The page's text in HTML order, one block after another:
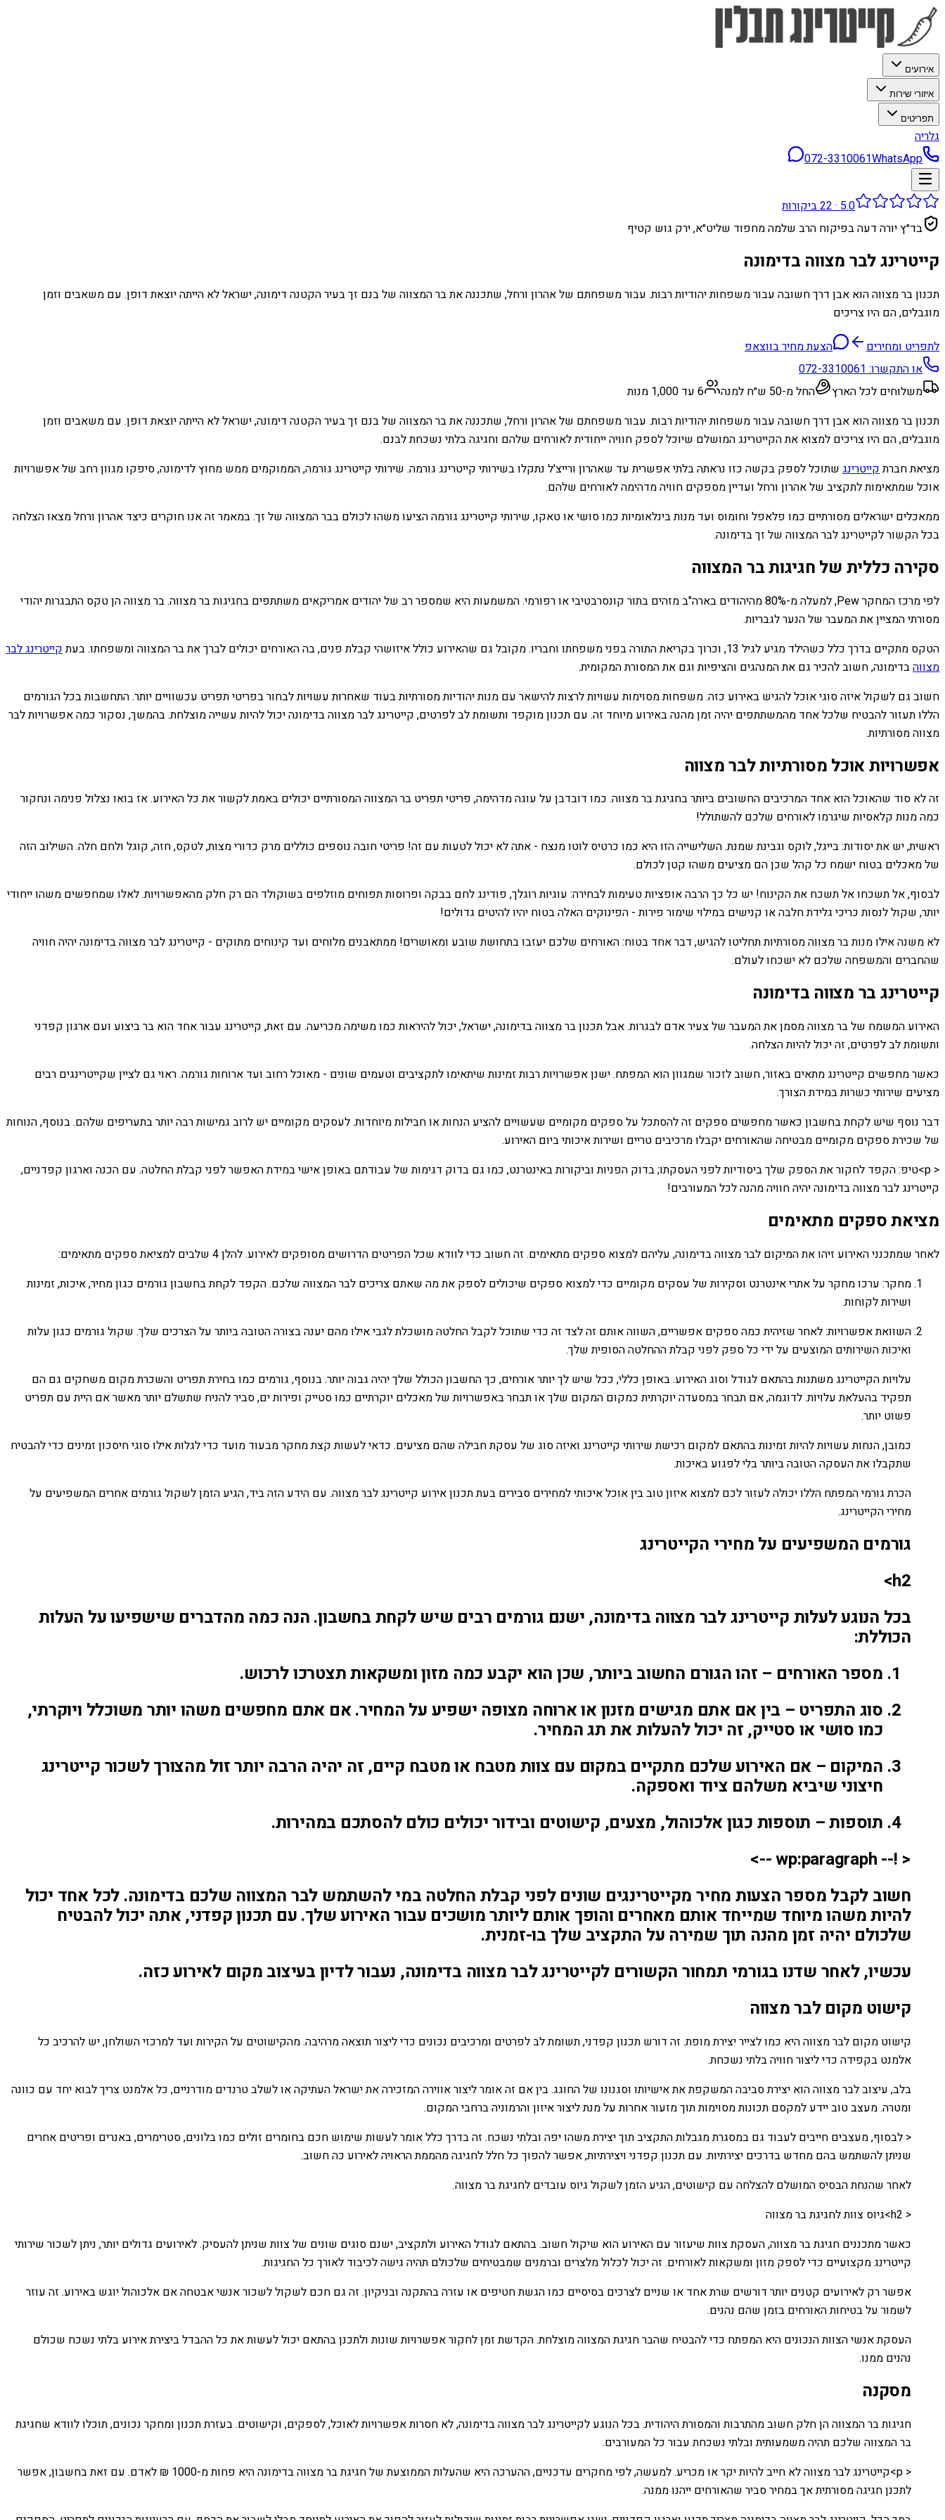
אירועים
איזורי שירות
תפריטים
גלריה
072-3310061WhatsApp
5.0
·
22ביקורות
בד״ץ יורה דעה בפיקוח הרב שלמה מחפוד שליט״א, ירק גוש קטיף
קייטרינג לבר מצווה בדימונה
תכנון בר מצווה הוא אבן דרך חשובה עבור משפחות יהודיות רבות. עבור משפחתם של אהרון ורחל, שתכננה את בר המצווה של בנם זך בעיר הקטנה דימונה, ישראל לא הייתה יוצאת דופן. עם משאבים וזמן
מוגבלים, הם היו צריכים
לתפריט ומחירים
הצעת מחיר בווצאפ
או התקשרו:072-3310061
משלוחים לכל הארץ
החל מ-50 ש״ח למנה
6 עד 1,000 מנות
תכנון בר מצווה הוא אבן דרך חשובה עבור משפחות יהודיות רבות. עבור משפחתם של אהרון ורחל, שתכננה את בר המצווה של בנם זך בעיר הקטנה דימונה, ישראל לא הייתה יוצאת דופן. עם משאבים וזמן
מוגבלים, הם היו צריכים למצוא את הקייטרינג המושלם שיוכל לספק חוויה ייחודית לאורחים שלהם וחגיגה בלתי נשכחת לבנם.
מציאת חברתקייטרינג שתוכל לספק בקשה כזו נראתה בלתי אפשרית עד שאהרון ורייצ'ל נתקלו בשירותי קייטרינג גורמה. שירותי קייטרינג גורמה, הממוקמים ממש מחוץ לדימונה, סיפקו מגוון רחב של אפשרויות
אוכל שמתאימות לתקציב של אהרון ורחל ועדיין מספקים חוויה מדהימה לאורחים שלהם.
ממאכלים ישראלים מסורתיים כמו פלאפל וחומוס ועד מנות בינלאומיות כמו סושי או טאקו, שירותי קייטרינג גורמה הציעו משהו לכולם בבר המצווה של זך. במאמר זה אנו חוקרים כיצד אהרון ורחל מצאו הצלחה
בכל הקשור לקייטרינג לבר המצווה של זך בדימונה.
סקירה כללית של חגיגות בר המצווה
לפי מרכז המחקר Pew, למעלה מ-80% מהיהודים בארה"ב מזהים בתור קונסרבטיבי או רפורמי. המשמעות היא שמספר רב של יהודים אמריקאים משתתפים בחגיגות בר מצווה. בר מצווה הן טקס התבגרות יהודי
מסורתי המציין את המעבר של הנער לגבריות.
הטקס מתקיים בדרך כלל כשהילד מגיע לגיל 13, וכרוך בקריאת התורה בפני משפחתו וחבריו. מקובל גם שהאירוע כולל איזושהי קבלת פנים, בה האורחים יכולים לברך את בר המצווה ומשפחתו. בעת
קייטרינג לבר
מצווהבדימונה, חשוב להכיר גם את המנהגים והציפיות וגם את המסורת המקומית.
חשוב גם לשקול איזה סוגי אוכל להגיש באירוע כזה. משפחות מסוימות עשויות לרצות להישאר עם מנות יהודיות מסורתיות בעוד שאחרות עשויות לבחור בפריטי תפריט עכשוויים יותר. התחשבות בכל הגורמים
הללו תעזור להבטיח שלכל אחד מהמשתתפים יהיה זמן מהנה באירוע מיוחד זה. עם תכנון מוקפד ותשומת לב לפרטים, קייטרינג לבר מצווה בדימונה יכול להיות עשייה מוצלחת. בהמשך, נסקור כמה אפשרויות לבר
מצווה מסורתיות.
אפשרויות אוכל מסורתיות לבר מצווה
זה לא סוד שהאוכל הוא אחד המרכיבים החשובים ביותר בחגיגת בר מצווה. כמו דובדבן על עוגה מדהימה, פריטי תפריט בר המצווה המסורתיים יכולים באמת לקשור את כל האירוע. אז בואו נצלול פנימה ונחקור
כמה מנות קלאסיות שיגרמו לאורחים שלכם להשתולל!
ראשית, יש את יסודות: בייגל, לוקס וגבינת שמנת. השלישייה הזו היא כמו כרטיס לוטו מנצח - אתה לא יכול לטעות עם זה! פריטי חובה נוספים כוללים מרק כדורי מצות, לטקס, חזה, קוגל ולחם חלה. השילוב הזה
של מאכלים בטוח ישמח כל קהל שכן הם מציעים משהו קטן לכולם.
לבסוף, אל תשכחו אל תשכח את הקינוח! יש כל כך הרבה אופציות טעימות לבחירה: עוגיות רוגלך, פודינג לחם בבקה ופרוסות תפוחים מוזלפים בשוקולד הם רק חלק מהאפשרויות. לאלו שמחפשים משהו ייחודי
יותר, שקול לנסות כריכי גלידת חלבה או קנישים במילוי שימור פירות - הפינוקים האלה בטוח יהיו להיטים גדולים!
לא משנה אילו מנות בר מצווה מסורתיות תחליטו להגיש, דבר אחד בטוח: האורחים שלכם יעזבו בתחושת שובע ומאושרים! ממתאבנים מלוחים ועד קינוחים מתוקים - קייטרינג לבר מצווה בדימונה יהיה חוויה
שהחברים והמשפחה שלכם לא ישכחו לעולם.
קייטרינג בר מצווה בדימונה
האירוע המשמח של בר מצווה מסמן את המעבר של צעיר אדם לבגרות. אבל תכנון בר מצווה בדימונה, ישראל, יכול להיראות כמו משימה מכריעה. עם זאת, קייטרינג עבור אחד הוא בר ביצוע ועם ארגון קפדני
ותשומת לב לפרטים, זה יכול להיות הצלחה.
כאשר מחפשים קייטרינג מתאים באזור, חשוב לזכור שמגוון הוא המפתח. ישנן אפשרויות רבות זמינות שיתאימו לתקציבים וטעמים שונים - מאוכל רחוב ועד ארוחות גורמה. ראוי גם לציין שקייטרינגים רבים
מציעים שירותי כשרות במידת הצורך.
דבר נוסף שיש לקחת בחשבון כאשר מחפשים ספקים זה להסתכל על ספקים מקומיים שעשויים להציע הנחות או חבילות מיוחדות. לעסקים מקומיים יש לרוב גמישות רבה יותר בתעריפים שלהם. בנוסף, הנוחות
של שכירת ספקים מקומיים מבטיחה שהאורחים יקבלו מרכיבים טריים ושירות איכותי ביום האירוע.
< p>טיפ: הקפד לחקור את הספק שלך ביסודיות לפני העסקתו; בדוק הפניות וביקורות באינטרנט, כמו גם בדוק דגימות של עבודתם באופן אישי במידת האפשר לפני קבלת החלטה. עם הכנה וארגון קפדניים,
קייטרינג לבר מצווה בדימונה יהיה חוויה מהנה לכל המעורבים!
מציאת ספקים מתאימים
לאחר שמתכנני האירוע זיהו את המיקום לבר מצווה בדימונה, עליהם למצוא ספקים מתאימים. זה חשוב כדי לוודא שכל הפריטים הדרושים מסופקים לאירוע. להלן 4 שלבים למציאת ספקים מתאימים:
מחקר: ערכו מחקר על אתרי אינטרנט וסקירות של עסקים מקומיים כדי למצוא ספקים שיכולים לספק את מה שאתם צריכים לבר המצווה שלכם. הקפד לקחת בחשבון גורמים כגון מחיר, איכות, זמינות
ושירות לקוחות.
השוואת אפשרויות: לאחר שזיהית כמה ספקים אפשריים, השווה אותם זה לצד זה כדי שתוכל לקבל החלטה מושכלת לגבי אילו מהם יענה בצורה הטובה ביותר על הצרכים שלך. שקול גורמים כגון עלות
ואיכות השירותים המוצעים על ידי כל ספק לפני קבלת ההחלטה הסופית שלך.
עלויות הקייטרינג משתנות בהתאם לגודל וסוג האירוע. באופן כללי, ככל שיש לך יותר אורחים, כך החשבון הכולל שלך יהיה גבוה יותר. בנוסף, גורמים כמו בחירת תפריט והשכרת מקום משחקים גם הם
תפקיד בהעלאת עלויות. לדוגמה, אם תבחר במסעדה יוקרתית כמקום המקום שלך או תבחר באפשרויות של מאכלים יוקרתיים כמו סטייק ופירות ים, סביר להניח שתשלם יותר מאשר אם היית עם תפריט
פשוט יותר.
כמובן, הנחות עשויות להיות זמינות בהתאם למקום רכישת שירותי קייטרינג ואיזה סוג של עסקת חבילה שהם מציעים. כדאי לעשות קצת מחקר מבעוד מועד כדי לגלות אילו סוגי חיסכון זמינים כדי להבטיח
שתקבלו את העסקה הטובה ביותר בלי לפגוע באיכות.
הכרת גורמי המפתח הללו יכולה לעזור לכם למצוא איזון טוב בין אוכל איכותי למחירים סבירים בעת תכנון אירוע קייטרינג לבר מצווה. עם הידע הזה ביד, הגיע הזמן לשקול גורמים אחרים המשפיעים על
מחירי הקייטרינג.
גורמים המשפיעים על מחירי הקייטרינג
h2>
בכל הנוגע לעלות קייטרינג לבר מצווה בדימונה, ישנם גורמים רבים שיש לקחת בחשבון. הנה כמה מהדברים שישפיעו על העלות
הכוללת:
מספר האורחים – זהו הגורם החשוב ביותר, שכן הוא יקבע כמה מזון ומשקאות תצטרכו לרכוש.
סוג התפריט – בין אם אתם מגישים מזנון או ארוחה מצופה ישפיע על המחיר. אם אתם מחפשים משהו יותר משוכלל ויוקרתי,
כמו סושי או סטייק, זה יכול להעלות את תג המחיר.
המיקום – אם האירוע שלכם מתקיים במקום עם צוות מטבח או מטבח קיים, זה יהיה הרבה יותר זול מהצורך לשכור קייטרינג
חיצוני שיביא משלהם ציוד ואספקה.
תוספות – תוספות כגון אלכוהול, מצעים, קישוטים ובידור יכולים כולם להסתכם במהירות.
< !-- wp:paragraph -->
חשוב לקבל מספר הצעות מחיר מקייטרינגים שונים לפני קבלת החלטה במי להשתמש לבר המצווה שלכם בדימונה. לכל אחד יכול
להיות משהו מיוחד שמייחד אותם מאחרים והופך אותם ליותר מושכים עבור האירוע שלך. עם תכנון קפדני, אתה יכול להבטיח
שלכולם יהיה זמן מהנה תוך שמירה על התקציב שלך בו-זמנית.
עכשיו, לאחר שדנו בגורמי תמחור הקשורים לקייטרינג לבר מצווה בדימונה, נעבור לדיון בעיצוב מקום לאירוע כזה.
קישוט מקום לבר מצווה
קישוט מקום לבר מצווה היא כמו לצייר יצירת מופת. זה דורש תכנון קפדני, תשומת לב לפרטים ומרכיבים נכונים כדי ליצור תוצאה מרהיבה. מהקישוטים על הקירות ועד למרכזי השולחן, יש להרכיב כל
אלמנט בקפידה כדי ליצור חוויה בלתי נשכחת.
בלב, עיצוב לבר מצווה הוא יצירת סביבה המשקפת את אישיותו וסגנונו של החוגג. בין אם זה אומר ליצור אווירה המזכירה את ישראל העתיקה או לשלב טרנדים מודרניים, כל אלמנט צריך לבוא יחד עם כוונה
ומטרה. מעצב טוב יידע למקסם תכונות מסוימות תוך מזעור אחרות על מנת ליצור איזון והרמוניה ברחבי המקום.
< לבסוף, מעצבים חייבים לעבוד גם במסגרת מגבלות התקציב תוך יצירת משהו יפה ובלתי נשכח. זה בדרך כלל אומר לעשות שימוש חכם בחומרים זולים כמו בלונים, סטרימרים, באנרים ופריטים אחרים
שניתן להשתמש בהם מחדש בדרכים יצירתיות. עם תכנון קפדני ויצירתיות, אפשר להפוך כל חלל לחגיגה מהממת הראויה לאירוע כה חשוב.
לאחר שהנחת הבסיס המושלם להצלחה עם קישוטים, הגיע הזמן לשקול גיוס עובדים לחגיגת בר מצווה.
< h2>גיוס צוות לחגיגת בר מצווה
כאשר מתכננים חגיגת בר מצווה, העסקת צוות שיעזור עם האירוע הוא שיקול חשוב. בהתאם לגודל האירוע ולתקציב, ישנם סוגים שונים של צוות שניתן להעסיק. לאירועים גדולים יותר, ניתן לשכור שירותי
קייטרינג מקצועיים כדי לספק מזון ומשקאות לאורחים. זה יכול לכלול מלצרים וברמנים שמבטיחים שלכולם תהיה גישה לכיבוד לאורך כל החגיגות.
אפשר רק לאירועים קטנים יותר דורשים שרת אחד או שניים לצרכים בסיסיים כמו הגשת חטיפים או עזרה בהתקנה ובניקיון. זה גם חכם לשקול לשכור אנשי אבטחה אם אלכוהול יוגש באירוע. זה עוזר
לשמור על בטיחות האורחים בזמן שהם נהנים.
העסקת אנשי הצוות הנכונים היא המפתח כדי להבטיח שהבר חגיגת המצווה מוצלחת. הקדשת זמן לחקור אפשרויות שונות ולתכנן בהתאם יכול לעשות את כל ההבדל ביצירת אירוע בלתי נשכח שכולם
נהנים ממנו.
מסקנה
חגיגות בר המצווה הן חלק חשוב מהתרבות והמסורת היהודית. בכל הנוגע לקייטרינג לבר מצווה בדימונה, לא חסרות אפשרויות לאוכל, לספקים, וקישוטים. בעזרת תכנון ומחקר נכונים, תוכלו לוודא שחגיגת
בר המצווה שלכם תהיה משמעותית ובלתי נשכחת עבור כל המעורבים.
< p>קייטרינג לבר מצווה לא חייב להיות יקר או מכריע. למעשה, לפי מחקרים עדכניים, ההערכה היא שהעלות הממוצעת של חגיגת בר מצווה בדימונה היא פחות מ-1000 ₪ לאדם. עם זאת בחשבון, אפשר
לתכנן חגיגה מסורתית אך במחיר סביר שהאורחים ייהנו ממנה.